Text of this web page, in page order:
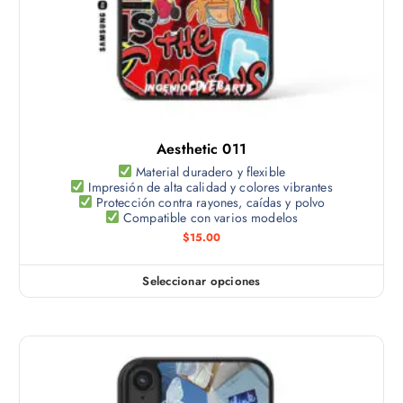
a
d
e
p
r
d
c
t
o
i
o
n
e
s
p
u
e
d
e
n
e
l
i
r
e
n
e
m
ú
i
p
l
e
s
r
a
n
t
e
Aesthetic 011
Material duradero y flexible
Impresión de alta calidad y colores vibrantes
Protección contra rayones, caídas y polvo
Compatible con varios modelos
$15.00
Seleccionar opciones
E
t
e
p
r